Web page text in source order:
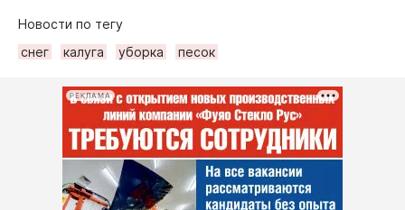
Новости по тегу
снег
калуга уборка песок
РЕКЛАМА